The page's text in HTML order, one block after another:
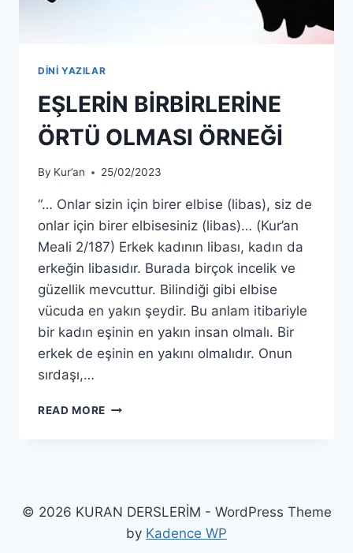
DİNİ YAZILAR
EŞLERİN BİRBİRLERİNE
ÖRTÜ OLMASI ÖRNEĞİ
By Kur’an 25/02/2023
“… Onlar sizin için birer elbise (libas), siz de
onlar için birer elbisesiniz (libas)… (Kur’an
Meali 2/187) Erkek kadının libası, kadın da
erkeğin libasıdır. Burada birçok incelik ve
güzellik mevcuttur. Bilindiği gibi elbise
vücuda en yakın şeydir. Bu anlam itibariyle
bir kadın eşinin en yakın insan olmalı. Bir
erkek de eşinin en yakını olmalıdır. Onun
sırdaşı,…
READ MORE EŞLERİN
© 2026 KURAN DERSLERİM - WordPress Theme
by Kadence WP